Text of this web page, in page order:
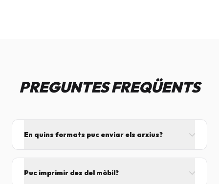
PREGUNTES FREQÜENTS
En quins formats puc enviar els arxius?
Word i Excel.
Puc imprimir des del mòbil?